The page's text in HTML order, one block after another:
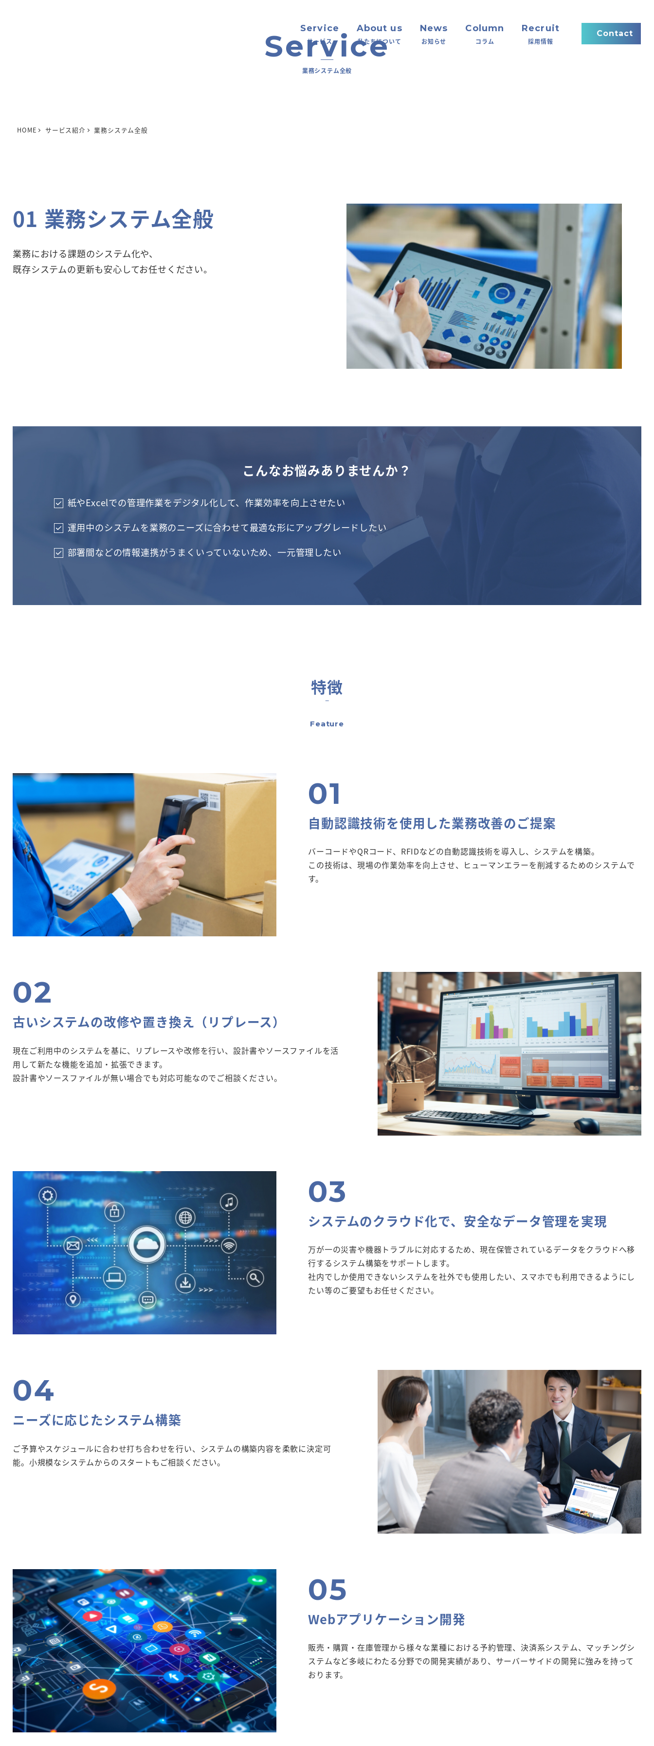
Service
サービス
About us
私たちについて
News
お知らせ
Column
コラム
Recruit
採用情報
Contact
業務システム全般
HOME サービス紹介 業務システム全般
01 業務システム全般
業務における課題のシステム化や、
既存システムの更新も安心してお任せください。
こんなお悩みありませんか？
紙やExcelでの管理作業をデジタル化して、作業効率を向上させたい
運用中のシステムを業務のニーズに合わせて最適な形にアップグレードしたい
部署間などの情報連携がうまくいっていないため、一元管理したい
特徴
Feature
自動認識技術を使用した業務改善のご提案
バーコードやQRコード、RFIDなどの自動認識技術を導入し、システムを構築。
この技術は、現場の作業効率を向上させ、ヒューマンエラーを削減するためのシステムで
す。
古いシステムの改修や置き換え（リプレース）
現在ご利用中のシステムを基に、リプレースや改修を行い、設計書やソースファイルを活
用して新たな機能を追加・拡張できます。
設計書やソースファイルが無い場合でも対応可能なのでご相談ください。
システムのクラウド化で、安全なデータ管理を実現
万が一の災害や機器トラブルに対応するため、現在保管されているデータをクラウドへ移
行するシステム構築をサポートします。
社内でしか使用できないシステムを社外でも使用したい、スマホでも利用できるようにし
たい等のご要望もお任せください。
ニーズに応じたシステム構築
ご予算やスケジュールに合わせ打ち合わせを行い、システムの構築内容を柔軟に決定可
能。小規模なシステムからのスタートもご相談ください。
Webアプリケーション開発
販売・購買・在庫管理から様々な業種における予約管理、決済系システム、マッチングシ
ステムなど多岐にわたる分野での開発実績があり、サーバーサイドの開発に強みを持って
おります。